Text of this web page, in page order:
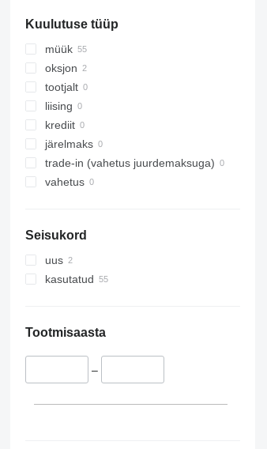
Kuulutuse tüüp
müük
oksjon
tootjalt
liising
krediit
järelmaks
trade-in (vahetus juurdemaksuga)
vahetus
Seisukord
uus
kasutatud
Tootmisaasta
–